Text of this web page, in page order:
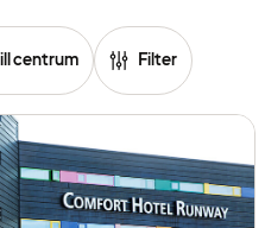
centrum Filter